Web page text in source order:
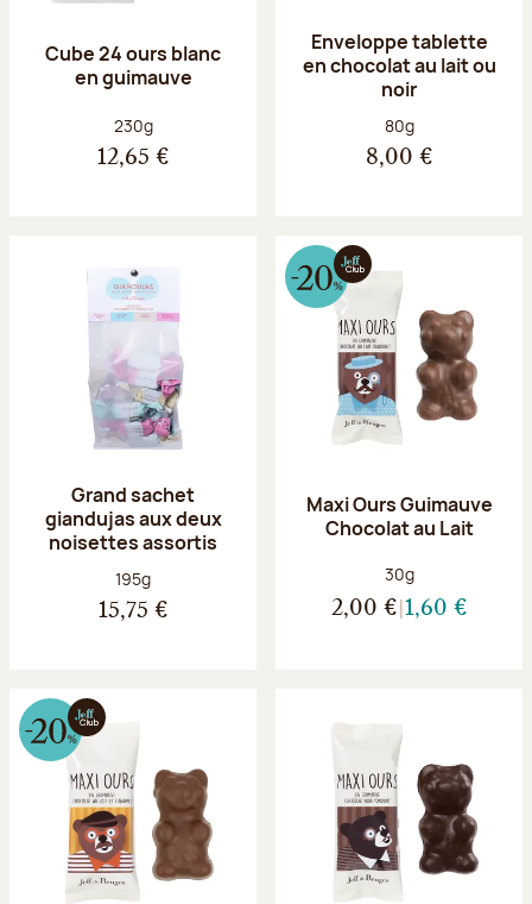
Cube 24 ours blanc
en guimauve
Poids net :
230g
12,65 €
Enveloppe tablette
en chocolat au lait ou
noir
Poids net :
80g
8,00 €
Grand sachet
giandujas aux deux
noisettes assortis
Poids net :
195g
15,75 €
Maxi Ours Guimauve
Chocolat au Lait
Poids net :
30g
2,00 € 1,60 €